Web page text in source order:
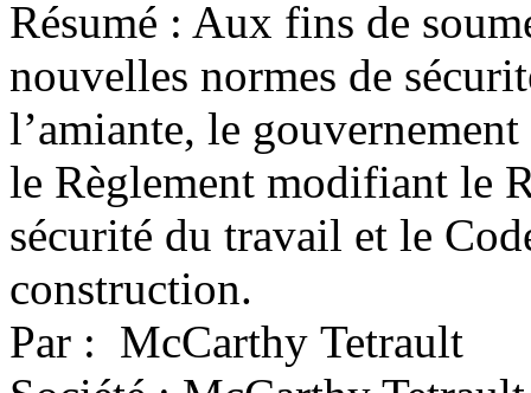
Résumé : Aux fins de
nouvelles normes de
l’amiante, le
le Règlement modifiant le
sécurité du travail et le
construction.
Par : McCarthy Tetrault